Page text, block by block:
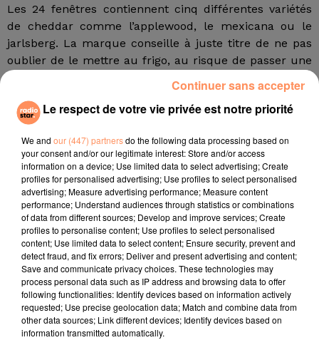
Les 24 fenêtres contiennent cinq différentes variétés
de cheddar comme l’applewood, le mexicana ou le
jarlsberg. La marque conseille à juste titre de ne pas
oublier de le mettre au frigo, au risque de passer une
Le calendrier coûte seulement 9 euros mais n’est
malheureusement disponible que dans les magasins
de la chaîne de supermarchés britannique Asda. Enfin,
si vous n’arrivez pas à mettre la main dessus, vous
pouvez toujours fabriquer votre propre calendrier
avec vos fromages préférés ;)
fil actus
4 juillet 2022
Radio Star Live avec Dadju
27 juin 2022
Marseille : une application pour mettre en
Le respect de votre vie privée est notre priorité
We and our (447) partnersdo the following data processing based on
your consent and/or our legitimate interest: Store and/or access
information on a device; Use limited data to select advertising; Create
profiles for personalised advertising; Use profiles to select personalised
advertising; Measure advertising performance; Measure content
performance; Understand audiences through statistics or combinations
of data from different sources; Develop and improve services; Create
profiles to personalise content; Use profiles to select personalised
content; Use limited data to select content; Ensure security, prevent and
detect fraud, and fix errors; Deliver and present advertising and content;
Save and communicate privacy choices. These technologies may
process personal data such as IP address and browsing data to offer
following functionalities: Identify devices based on information actively
requested; Use precise geolocation data; Match and combine data from
other data sources; Link different devices; Identify devices based on
information transmitted automatically.
Continuer sans accepter